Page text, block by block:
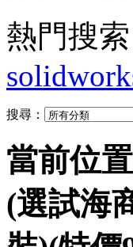
熱門搜索
搜尋：
當前位
(選試海